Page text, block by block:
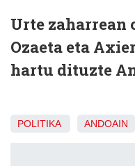
Urte zaharrean
Ozaeta eta
hartu dituzte
POLITIKA ANDOAIN